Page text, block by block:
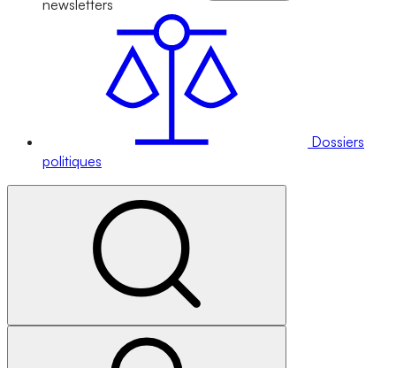
newsletters
Dossiers
politiques